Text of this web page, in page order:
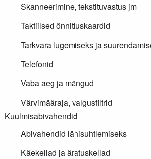
Skanneerimine, tekstituvastus jm
Taktiilsed õnnitluskaardid
Tarkvara lugemiseks ja
Telefonid
Vaba aeg ja mängud
Värvimääraja, valgusfiltrid
Kuulmisabivahendid
Abivahendid lähisuhtlemiseks
Käekellad ja äratuskellad